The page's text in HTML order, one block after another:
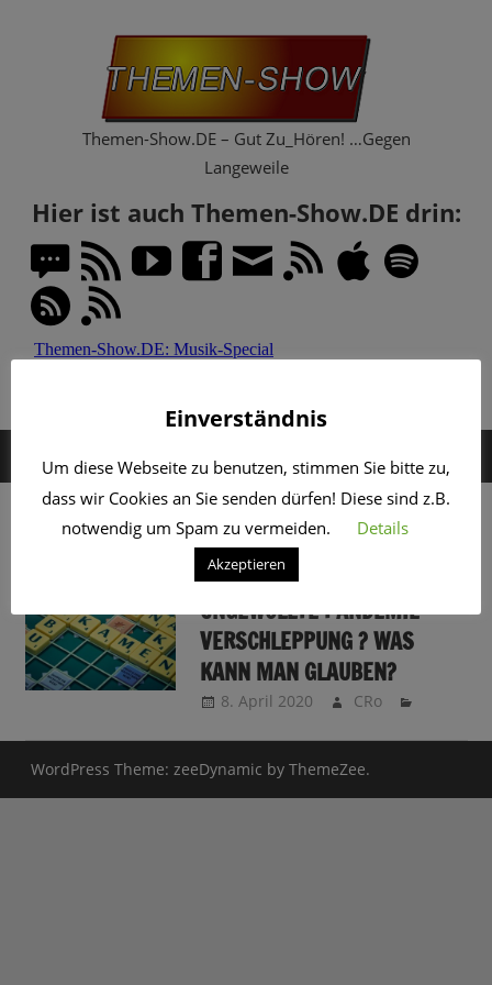
Themen-Show.DE – Gut Zu_Hören! …Gegen
Langeweile
Hier ist auch Themen-Show.DE drin:
MENÜ
SCHLAGWORT:ARZT
UNKLARE ZAHLEN,
UNGEWOLLTE PANDEMIE-
VERSCHLEPPUNG ? WAS
KANN MAN GLAUBEN?
8. April 2020 CRo
WordPress Theme: zeeDynamic by ThemeZee.
Einverständnis
Um diese Webseite zu benutzen, stimmen Sie bitte zu,
dass wir Cookies an Sie senden dürfen! Diese sind z.B.
notwendig um Spam zu vermeiden.
Details
Akzeptieren